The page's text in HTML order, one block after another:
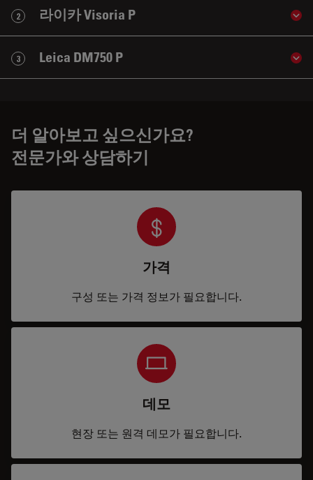
2 라이카 Visoria P
3 Leica DM750 P
더 알아보고 싶으신가요?
전문가와 상담하기
가격
구성 또는 가격 정보가 필요합니다.
데모
현장 또는 원격 데모가 필요합니다.